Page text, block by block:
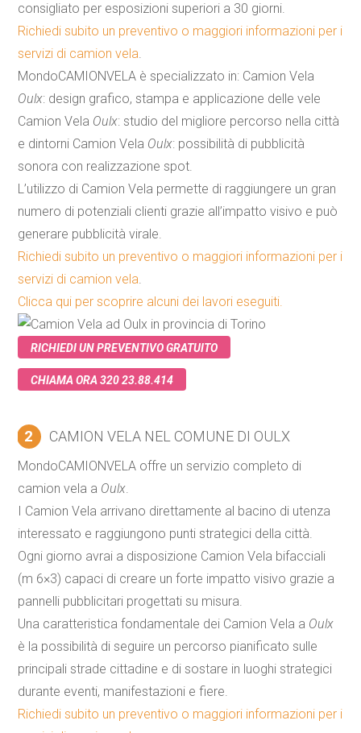
consigliato per esposizioni superiori a 30 giorni.
Richiedi subito un preventivo o maggiori informazioni per i
servizi di camion vela.
MondoCAMIONVELA è specializzato in: Camion Vela
Oulx: design grafico, stampa e applicazione delle vele
Camion Vela Oulx: studio del migliore percorso nella città
e dintorni Camion Vela Oulx: possibilità di pubblicità
sonora con realizzazione spot.
L’utilizzo di Camion Vela permette di raggiungere un gran
numero di potenziali clienti grazie all’impatto visivo e può
generare pubblicità virale.
Richiedi subito un preventivo o maggiori informazioni per i
servizi di camion vela.
Clicca qui per scoprire alcuni dei lavori eseguiti.
RICHIEDI UN PREVENTIVO GRATUITO
CHIAMA ORA 320 23.88.414
2 CAMION VELA NEL COMUNE DI OULX
MondoCAMIONVELA offre un servizio completo di
camion vela a Oulx.
I Camion Vela arrivano direttamente al bacino di utenza
interessato e raggiungono punti strategici della città.
Ogni giorno avrai a disposizione Camion Vela bifacciali
(m 6×3) capaci di creare un forte impatto visivo grazie a
pannelli pubblicitari progettati su misura.
Una caratteristica fondamentale dei Camion Vela a Oulx
è la possibilità di seguire un percorso pianificato sulle
principali strade cittadine e di sostare in luoghi strategici
durante eventi, manifestazioni e fiere.
Richiedi subito un preventivo o maggiori informazioni per i